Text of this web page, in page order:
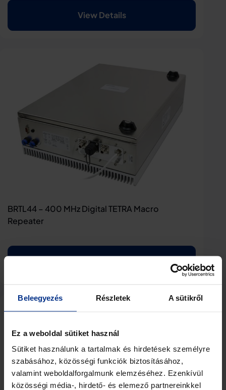
Beleegyezés Részletek A sütikről
Ez a weboldal sütiket használ
Sütiket használunk a tartalmak és hirdetések személyre
szabásához, közösségi funkciók biztosításához,
valamint weboldalforgalmunk elemzéséhez. Ezenkívül
közösségi média-, hirdető- és elemező partnereinkkel
View Details
BRTL44 – 400 MHz Digital TETRA Macro
Repeater